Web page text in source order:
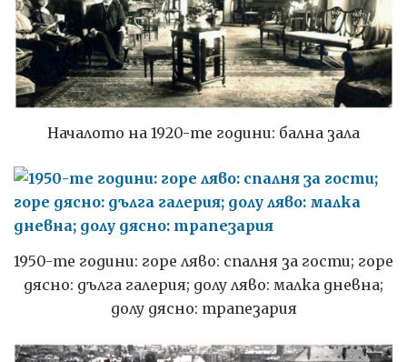
Началото на 1920-те години: бална зала
1950-те години: горе ляво: спалня за гости; горе
дясно: дълга галерия; долу ляво: малка дневна;
долу дясно: трапезария